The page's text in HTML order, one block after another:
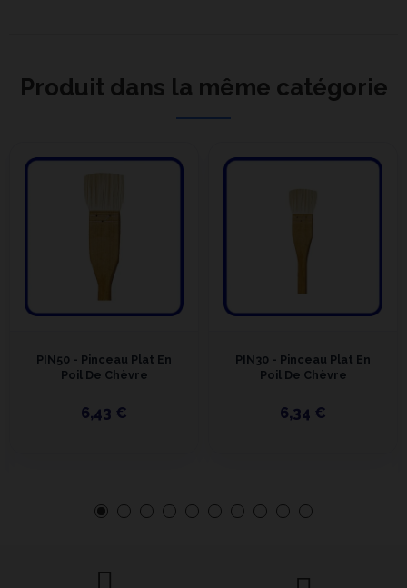
Produit dans la même catégorie
PIN50 - Pinceau Plat En
Poil De Chèvre
6,43 €
PIN30 - Pinceau Plat En
Poil De Chèvre
6,34 €